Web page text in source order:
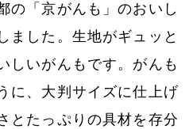
の「京がんも」のおいし
ました。生地がギュッと
しいがんもです。がんも
に、大判サイズに仕上げ
とたっぷりの具材を存分